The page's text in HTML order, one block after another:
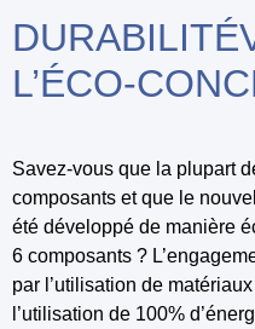
L’ÉCO-
Savez-vous que la plupart
composants et que le
été développé de manière
6 composants ?
par l’utilisation de
l’utilisation de 100%